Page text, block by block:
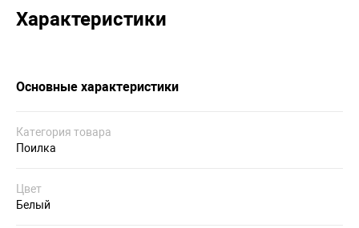
Характеристики
Основные характеристики
Категория товара
Поилка
Цвет
Белый